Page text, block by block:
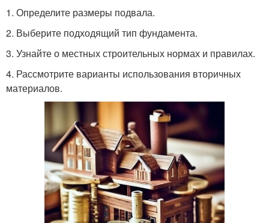
1. Определите размеры подвала.
2. Выберите подходящий тип фундамента.
3. Узнайте о местных строительных нормах и правилах.
4. Рассмотрите варианты использования вторичных
материалов.